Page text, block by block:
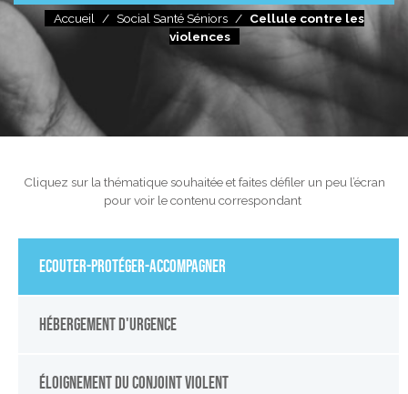
Accueil / Social Santé Séniors / Cellule contre les
violences
Cliquez sur la thématique souhaitée et faites défiler un peu l’écran
pour voir le contenu correspondant
Ecouter-protéger-accompagner
Hébergement d'urgence
éloignement du conjoint violent